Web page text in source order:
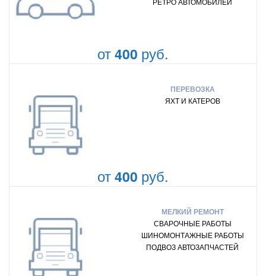
от400 руб.
ПЕРЕВОЗКА
ЯХТ И КАТЕРОВ
от400 руб.
МЕЛКИЙ РЕМОНТ
СВАРОЧНЫЕ РАБОТЫ
ШИНОМОНТАЖНЫЕ РАБОТЫ
ПОДВОЗ АВТОЗАПЧАСТЕЙ